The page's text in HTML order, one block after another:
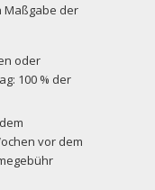
Maßgabe der
oder
100 % der
vor dem